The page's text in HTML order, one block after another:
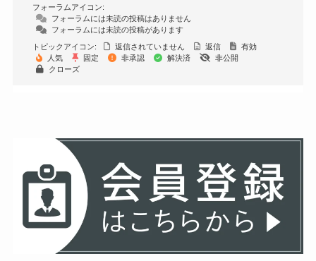
フォーラムアイコン:
フォーラムには未読の投稿はありません
フォーラムには未読の投稿があります
トピックアイコン:
返信されていません 返信
有効
人気
固定 非承認 解決済
非公開
クローズ